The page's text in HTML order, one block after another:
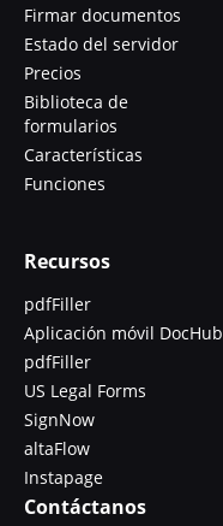
Firmar documentos
Estado del servidor
Precios
Biblioteca de
formularios
Características
Funciones
Recursos
pdfFiller
Aplicación móvil DocHub
pdfFiller
US Legal Forms
SignNow
altaFlow
Instapage
Contáctanos